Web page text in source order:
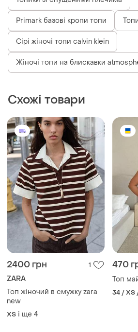
Primark базові кропи топи
Сірі жіночі топи calvin klein
Жіночі топи на блискавки
Схожі товари
2400 грн 1
ZARA
Топ жіночий в смужку zara
new
ХS і ще 4
470
Топ
34 / XS